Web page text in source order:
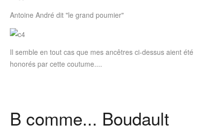
Antoine André dit "le grand poumier"
Il semble en tout cas que mes ancêtres ci-dessus aient été
honorés par cette coutume....
B comme... Boudault